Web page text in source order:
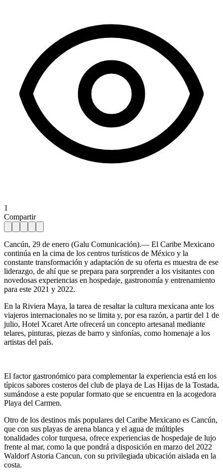
1
Compartir
Cancún, 29 de enero (Galu Comunicación).— El Caribe Mexicano
continúa en la cima de los centros turísticos de México y la
constante transformación y adaptación de su oferta es muestra de ese
liderazgo, de ahí que se prepara para sorprender a los visitantes con
novedosas experiencias en hospedaje, gastronomía y entrenamiento
para este 2021 y 2022.
En la Riviera Maya, la tarea de resaltar la cultura mexicana ante los
viajeros internacionales no se limita y, por esa razón, a partir del 1 de
julio, Hotel Xcaret Arte ofrecerá un concepto artesanal mediante
telares, pinturas, piezas de barro y sinfonías, como homenaje a los
artistas del país.
El factor gastronómico para complementar la experiencia está en los
típicos sabores costeros del club de playa de Las Hijas de la Tostada,
sumándose a este popular formato que se encuentra en la acogedora
Playa del Carmen.
Otro de los destinos más populares del Caribe Mexicano es Cancún,
que con sus playas de arena blanca y el agua de múltiples
tonalidades color turquesa, ofrece experiencias de hospedaje de lujo
frente al mar, como la que pondrá a disposición en marzo del 2022
Waldorf Astoria Cancun, con su privilegiada ubicación aislada en la
costa.